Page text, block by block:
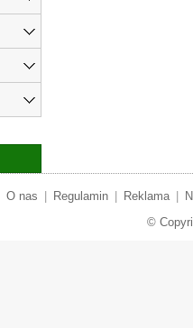
O nas Regulamin Reklama
©